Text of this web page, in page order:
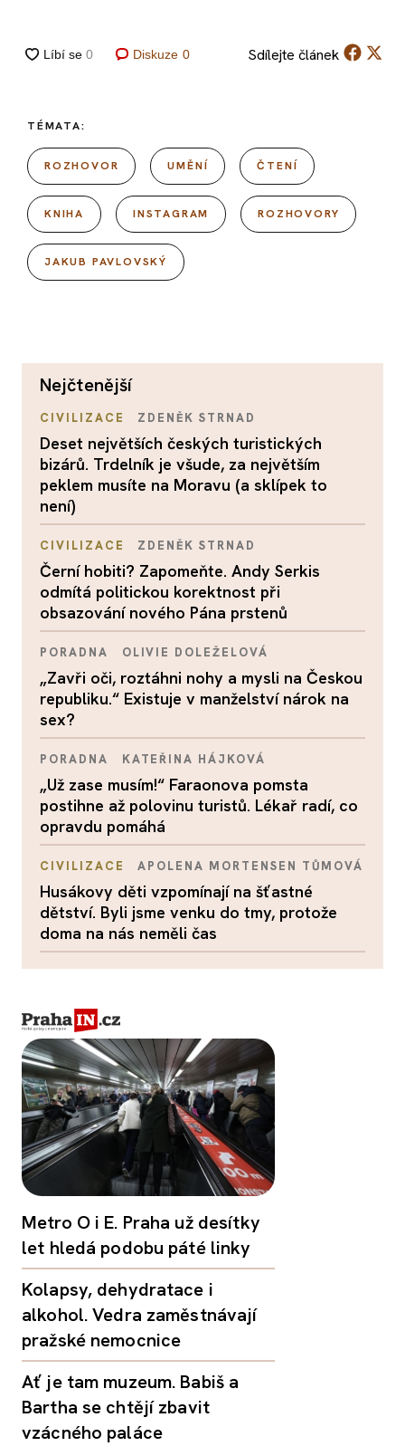
Diskuze 0 Sdílejte článek
TÉMATA:
ROZHOVOR UMĚNÍ ČTENÍ
KNIHA INSTAGRAM ROZHOVORY
JAKUB PAVLOVSKÝ
nejčtenější
CIVILIZACE ZDENĚK STRNAD
Deset největších českých turistických
bizárů. Trdelník je všude, za největším
peklem musíte na Moravu (a sklípek to
není)
CIVILIZACE ZDENĚK STRNAD
Černí hobiti? Zapomeňte. Andy Serkis
odmítá politickou korektnost při
obsazování nového Pána prstenů
PORADNA OLIVIE DOLEŽELOVÁ
„Zavři oči, roztáhni nohy a mysli na Českou
republiku.“ Existuje v manželství nárok na
sex?
PORADNA KATEŘINA HÁJKOVÁ
„Už zase musím!“ Faraonova pomsta
postihne až polovinu turistů. Lékař radí, co
opravdu pomáhá
CIVILIZACE APOLENA MORTENSEN TŮMOVÁ
Husákovy děti vzpomínají na šťastné
dětství. Byli jsme venku do tmy, protože
doma na nás neměli čas
Metro O i E. Praha už desítky
let hledá podobu páté linky
Kolapsy, dehydratace i
alkohol. Vedra zaměstnávají
pražské nemocnice
Ať je tam muzeum. Babiš a
Bartha se chtějí zbavit
vzácného paláce